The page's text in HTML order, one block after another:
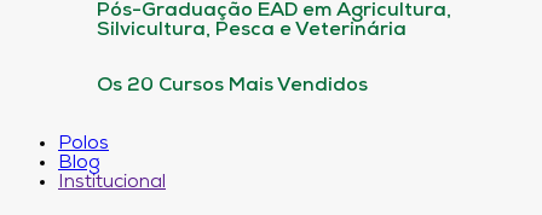
Pós-Graduação EAD em Agricultura,
Silvicultura, Pesca e Veterinária
Os 20 Cursos Mais Vendidos
Polos
Blog
Institucional